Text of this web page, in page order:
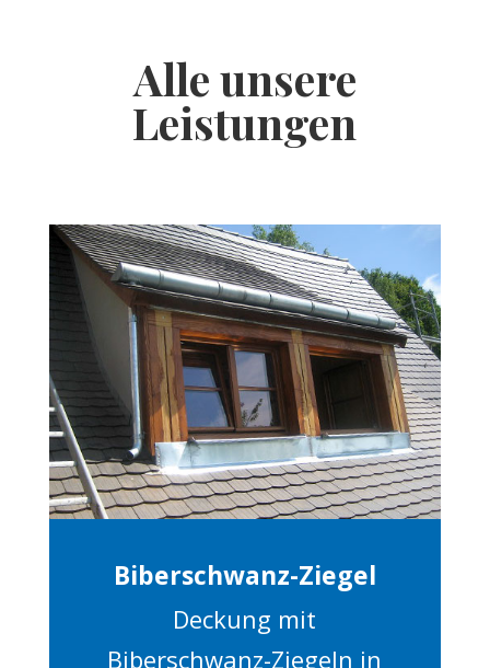
Alle unsere
Leistungen
Biberschwanz-Ziegel
Deckung mit
Biberschwanz-Ziegeln in